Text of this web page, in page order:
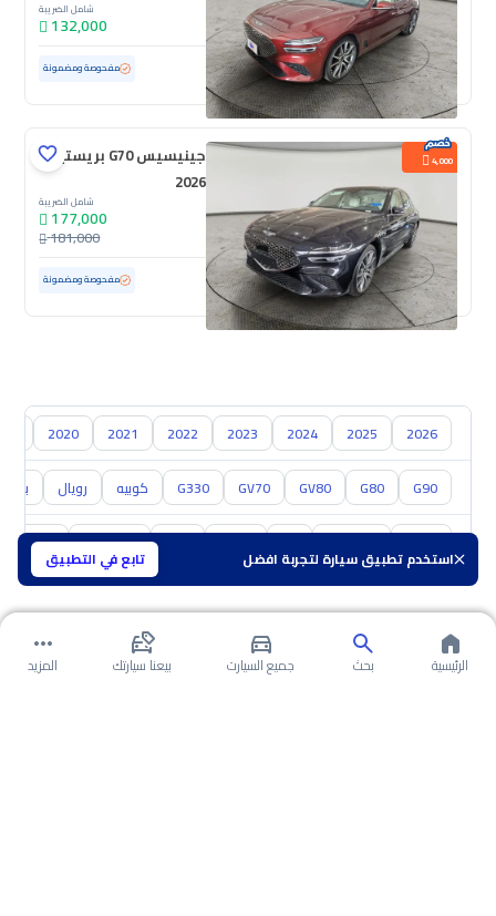
استخدم تطبيق سيارة لتجربة افضل تابع في التطبيق
شامل الضريبة
132,000
مستعملة 36,253 كم ممشى قليل مفحوصة ومضمونة
4,000
جينيسيس G70 بريستيج
2026
شامل الضريبة
177,000
181,000
مستعملة 100 كم ممشى قليل مفحوصة ومضمونة
2026
2025
2024
2023
2022
2021
2020
G90
G80
GV80
GV70
G330 كوبيه رويال
سوزوكي هافال
الرئيسية بحث جميع السيارت بيعنا سيارتك المزيد